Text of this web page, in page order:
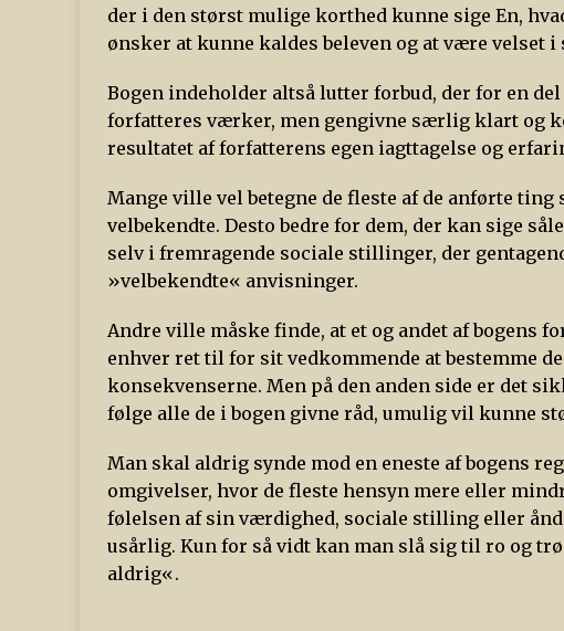
der i den størst mulige korthed kunne sige En,
ønsker at kunne kaldes beleven og at være velset i
Bogen indeholder altså lutter forbud, der for en del
forfatteres værker, men gengivne særlig klart og
resultatet af forfatterens egen iagttagelse og
Mange ville vel betegne de fleste af de anførte
velbekendte. Desto bedre for dem, der kan sige
selv i fremragende sociale stillinger, der
»velbekendte« anvisninger.
Andre ville måske finde, at et og andet af bogens
enhver ret til for sit vedkommende at bestemme
konsekvenserne. Men på den anden side er det
følge alle de i bogen givne råd, umulig vil kunne
Man skal aldrig synde mod en eneste af bogens
omgivelser, hvor de fleste hensyn mere eller
følelsen af sin værdighed, sociale stilling eller
usårlig. Kun for så vidt kan man slå sig til ro og
aldrig«.